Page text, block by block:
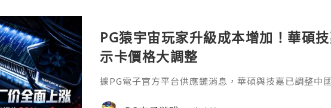
PG猿宇宙玩家升級成本增加！華碩
示卡價格大調整
據PG電子官方平台供應鏈消息，華碩與技嘉已調整中
漲幅約20%。其中，華碩旗艦 RTX 5090D V2 出廠價